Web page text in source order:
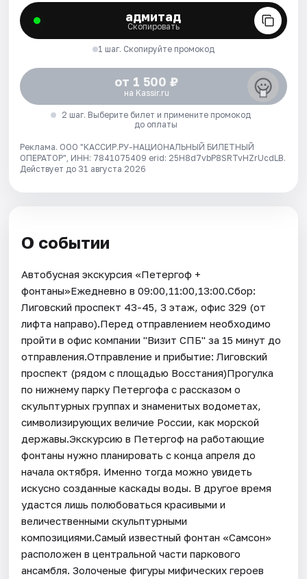
адмитад
Скопировать
1 шаг. Скопируйте промокод
от 1 500 ₽
на Kassir.ru
2 шаг. Выберите билет и примените промокод
до оплаты
Реклама. ООО "КАССИР.РУ-НАЦИОНАЛЬНЫЙ БИЛЕТНЫЙ
ОПЕРАТОР", ИНН: 7841075409 erid: 25H8d7vbP8SRTvHZrUcdLB.
Действует до 31 августа 2026
О событии
Автобусная экскурсия «Петергоф +
фонтаны»Ежедневно в 09:00,11:00,13:00.Сбор:
Лиговский проспект 43-45, 3 этаж, офис 329 (от
лифта направо).Перед отправлением необходимо
пройти в офис компании "Визит СПБ" за 15 минут до
отправления.Отправление и прибытие: Лиговский
проспект (рядом с площадью Восстания)Прогулка
по нижнему парку Петергофа с рассказом о
скульптурных группах и знаменитых водометах,
символизирующих величие России, как морской
державы.Экскурсию в Петергоф на работающие
фонтаны нужно планировать с конца апреля до
начала октября. Именно тогда можно увидеть
искусно созданные каскады воды. В другое время
удастся лишь полюбоваться красивыми и
величественными скульптурными
композициями.Самый известный фонтан «Самсон»
расположен в центральной части паркового
ансамбля. Золоченые фигуры мифических героев